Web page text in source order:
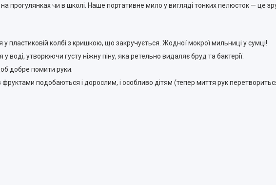
прогулянках чи в школі. Наше портативне мило у вигляді тонких пелюсток — це
у пластиковій колбі з кришкою, що закручується. Жодної мокрої мильниці у сумці!
утворюючи густу ніжну піну, яка ретельно видаляє бруд та бактерії.
добре помити руки.
фруктами подобаються і дорослим, і особливо дітям (тепер миття рук